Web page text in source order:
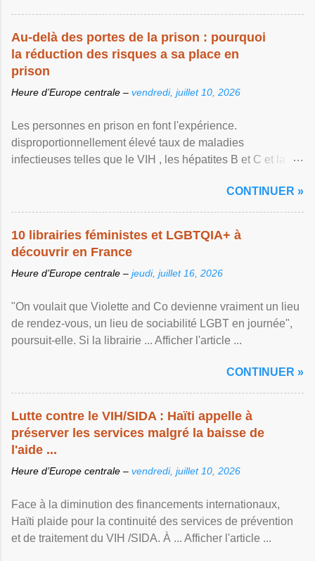
Au-delà des portes de la prison : pourquoi
la réduction des risques a sa place en
prison
Heure d’Europe centrale – vendredi, juillet 10, 2026
Les personnes en prison en font l'expérience.
disproportionnellement élevé taux de maladies
infectieuses telles que le VIH , les hépatites B et C et la ...
CONTINUER »
10 librairies féministes et LGBTQIA+ à
découvrir en France
Heure d’Europe centrale – jeudi, juillet 16, 2026
"On voulait que Violette and Co devienne vraiment un lieu
de rendez-vous, un lieu de sociabilité LGBT en journée",
poursuit-elle. Si la librairie ... Afficher l'article ...
CONTINUER »
Lutte contre le VIH/SIDA : Haïti appelle à
préserver les services malgré la baisse de
l'aide ...
Heure d’Europe centrale – vendredi, juillet 10, 2026
Face à la diminution des financements internationaux,
Haïti plaide pour la continuité des services de prévention
et de traitement du VIH /SIDA. À ... Afficher l'article ...